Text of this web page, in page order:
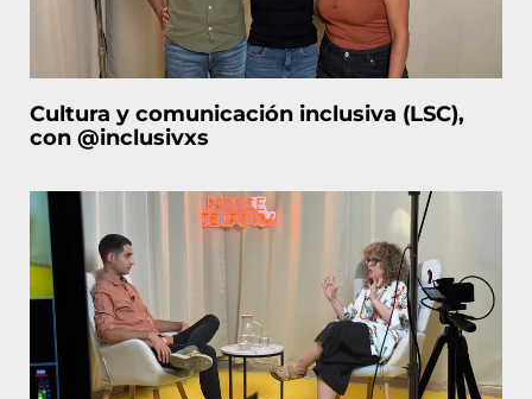
Cultura y comunicación inclusiva (LSC),
con @inclusivxs